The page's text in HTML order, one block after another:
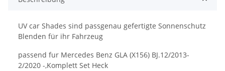
UV car Shades sind passgenau gefertigte Sonnenschutz
Blenden für ihr Fahrzeug
passend fur Mercedes Benz GLA (X156) BJ.12/2013-
2/2020 -,Komplett Set Heck